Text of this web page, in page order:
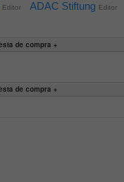
Editor ADAC Stiftung Editor